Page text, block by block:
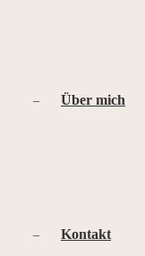
Über mich
Kontakt